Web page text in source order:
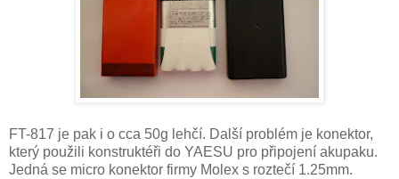
FT-817 je pak i o cca 50g lehčí. Další problém je konektor,
který použili konstruktéři do YAESU pro připojení akupaku.
Jedná se micro konektor firmy Molex s roztečí 1.25mm.